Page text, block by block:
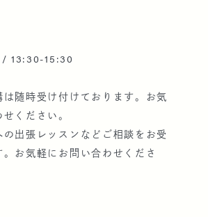
13:30-15:30
は随時受け付けております。お気
ください。
の出張レッスンなどご相談をお受
お気軽にお問い合わせくださ